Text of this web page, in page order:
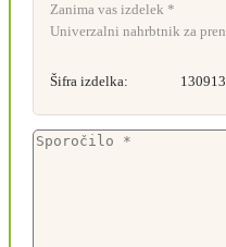
Zanima vas izdelek *
Univerzalni nahrbtnik za
Šifra izdelka: 130913